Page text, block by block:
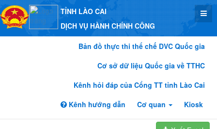
TỈNH LÀO CAI
DỊCH VỤ HÀNH CHÍNH CÔNG
Bản đồ thực thi thể chế DVC Quốc gia
Cơ sở dữ liệu Quốc gia về TTHC
Kênh hỏi đáp của Cổng TT tỉnh Lào Cai
Kênh hướng dẫn
Cơ quan Kiosk